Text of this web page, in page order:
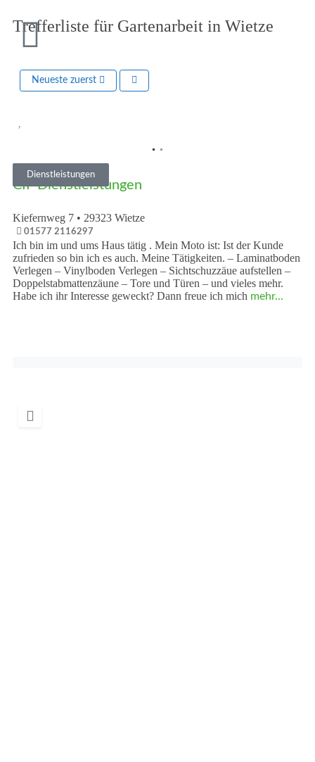
Trefferliste für Gartenarbeit in Wietze
Neueste zuerst
Dienstleistungen
CIF Dienstleistungen
Kiefernweg 7 • 29323 Wietze
01577 2116297
Ich bin im und ums Haus tätig . Mein Moto ist: Ist der Kunde
zufrieden so bin ich es auch. Meine Tätigkeiten. – Laminatboden
Verlegen – Vinylboden Verlegen – Sichtschuzzäue aufstellen –
Doppelstabmattenzäune – Tore und Türen – und vieles mehr.
Habe ich ihr Interesse geweckt? Dann freue ich mich mehr...